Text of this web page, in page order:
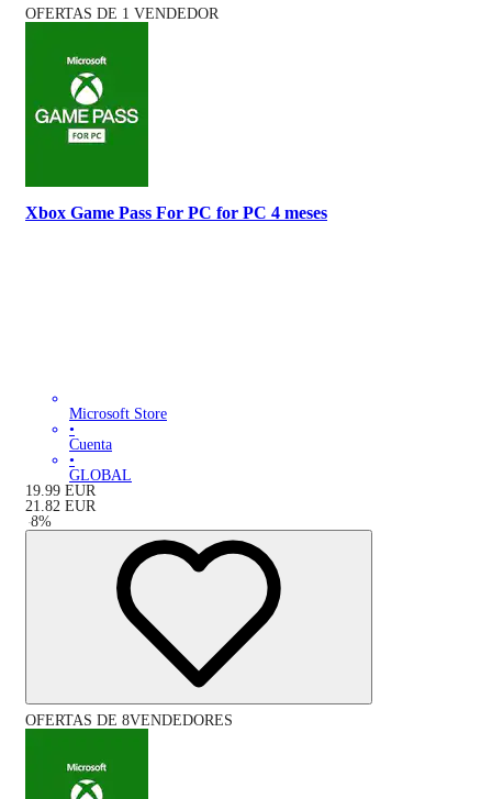
OFERTAS DE 1 VENDEDOR
Xbox Game Pass For PC for PC 4 meses
Microsoft Store
•
Cuenta
•
GLOBAL
19.99 EUR
21.82 EUR
-8%
OFERTAS DE 8VENDEDORES